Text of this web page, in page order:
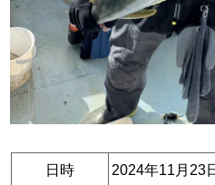
日時 2024年11月23